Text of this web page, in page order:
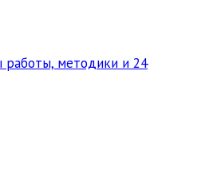
работы, методики и 24